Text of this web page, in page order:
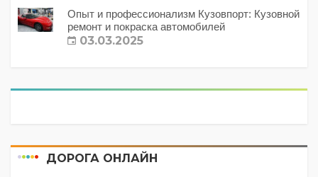
Опыт и профессионализм Кузовпорт: Кузовной
ремонт и покраска автомобилей
03.03.2025
ДОРОГА ОНЛАЙН